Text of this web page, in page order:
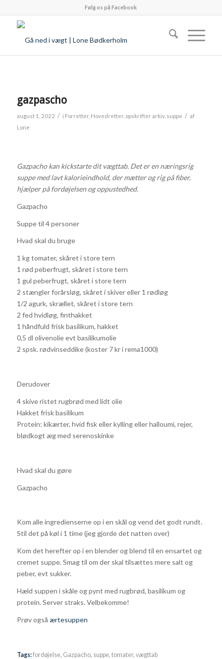
Følg os på Facebook
gazpascho
august 1, 2022 / i Forretter, Hovedretter, opskrifter arkiv, suppe / af
Lone
Gazpacho kan kickstarte dit vægttab. Det er en næringsrig
suppe med lavt kalorieindhold, der mætter og rig på fiber,
hjælper på fordøjelsen og oppustedhed.
Gazpacho
Suppe til 4 personer
Hvad skal du bruge
1 kg tomater, skåret i store tern
1 rød peberfrugt, skåret i store tern
1 gul peberfrugt, skåret i store tern
2 stængler forårsløg, skåret i skiver eller 1 rødløg
1/2 agurk, skrællet, skåret i store tern
2 fed hvidløg, finthakket
1 håndfuld frisk basilikum, hakket
0,5 dl olivenolie evt basilikumolie
2 spsk. rødvinseddike (koster 7 kr i rema1000)
Derudover
4 skive ristet rugbrød med lidt olie
Hakket frisk basilikum
Protein: kikærter, hvid fisk eller kylling eller halloumi, rejer,
blødkogt æg med serenoskinke
Hvad skal du gøre
Gazpacho
Kom alle ingredienserne op i en skål og vend det godt rundt.
Stil det på køl i 1 time (jeg gjorde det natten over)
Kom det herefter op i en blender og blend til en ensartet og
cremet suppe. Smag til om der skal tilsættes mere salt og
peber, evt sukker.
Hæld suppen i skåle og pynt med rugbrød, basilikum og
protein. Server straks. Velbekomme!
Prøv også ærtesuppen
Tags:fordøjelse, Gazpacho, suppe, tomater, vægttab